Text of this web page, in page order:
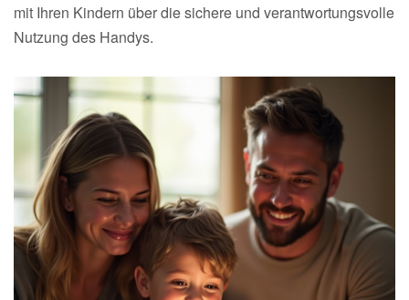
mit Ihren Kindern über die sichere und verantwortungsvolle
Nutzung des Handys.